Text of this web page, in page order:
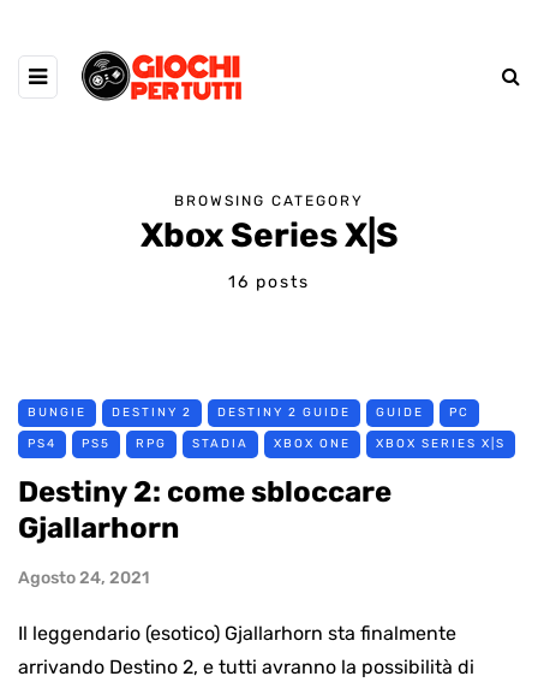
BROWSING CATEGORY
Xbox Series X|S
16 posts
BUNGIE DESTINY 2 DESTINY 2 GUIDE GUIDE PC
PS4 PS5 RPG STADIA XBOX ONE XBOX SERIES X|S
Destiny 2: come sbloccare
Gjallarhorn
Agosto 24, 2021
Il leggendario (esotico) Gjallarhorn sta finalmente
arrivando Destino 2, e tutti avranno la possibilità di